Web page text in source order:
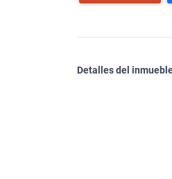
Detalles del